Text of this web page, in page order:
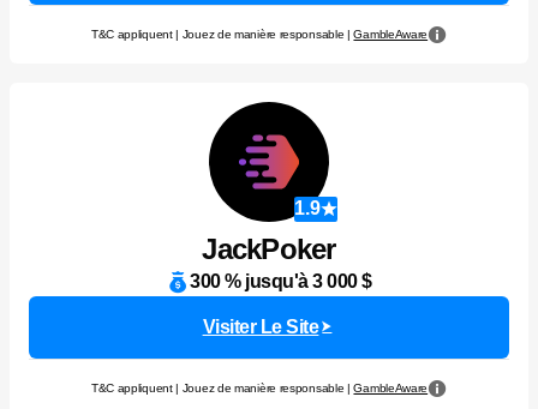
T&C appliquent | Jouez de manière responsable |GambleAware
1.9
JackPoker
300 % jusqu'à 3 000 $
Visiter Le Site
T&C appliquent | Jouez de manière responsable |GambleAware